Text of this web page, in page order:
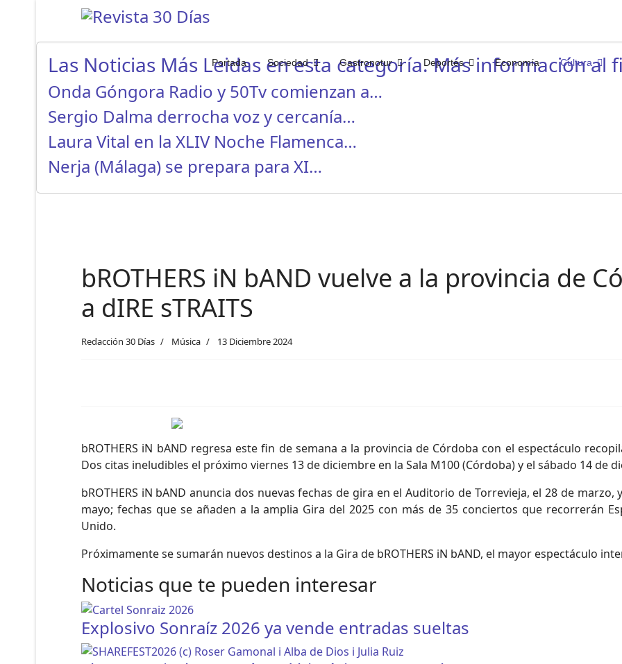
Portada Sociedad Gastronotur Deportes Economía Cultura
Las Noticias Más Leidas en esta categoría. Más información al
Onda Góngora Radio y 50Tv comienzan a…
Sergio Dalma derrocha voz y cercanía…
Laura Vital en la XLIV Noche Flamenca…
Nerja (Málaga) se prepara para XI…
bROTHERS iN bAND vuelve a la provincia de
a dIRE sTRAITS
Redacción 30 Días Música 13 Diciembre 2024
bROTHERS iN bAND regresa este fin de semana a la provincia de Córdoba con el espectáculo
Dos citas ineludibles el próximo viernes 13 de diciembre en la Sala M100 (Córdoba) y el sábado 14 de
bROTHERS iN bAND anuncia dos nuevas fechas de gira en el Auditorio de Torrevieja, el 28 de
mayo; fechas que se añaden a la amplia Gira del 2025 con más de 35 conciertos que recorrerán
Unido.
Próximamente se sumarán nuevos destinos a la Gira de bROTHERS iN bAND, el mayor espectáculo
Noticias que te pueden interesar
Explosivo Sonraíz 2026 ya vende entradas sueltas